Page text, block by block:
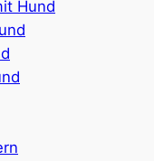
Hund
mit